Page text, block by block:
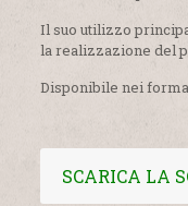
Il suo utilizzo
la realizzazione del
Disponibile nei
SCARICA LA